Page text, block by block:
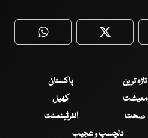
WhatsApp Twitter
تازہ ترین
پاکستان
معیشت
کھیل
صحت
انٹرٹینمنٹ
دلچسپ و عجیب